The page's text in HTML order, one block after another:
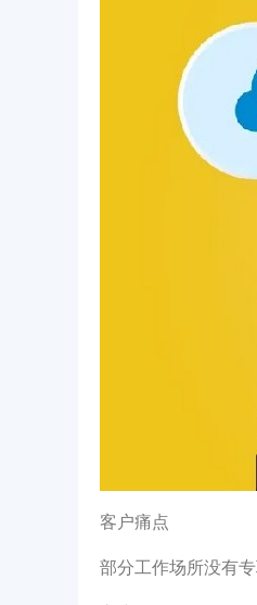
客户痛点
部分工作场所没有